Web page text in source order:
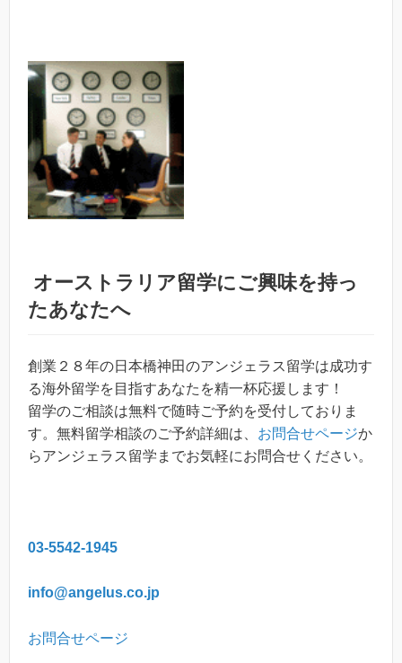
オーストラリア留学にご興味を持っ
たあなたへ
創業２８年の日本橋神田のアンジェラス留学は成功す
る海外留学を目指すあなたを精一杯応援します！
留学のご相談は無料で随時ご予約を受付しておりま
す。無料留学相談のご予約詳細は、 お問合せページか
らアンジェラス留学までお気軽にお問合せください。
03-5542-1945
info@angelus.co.jp
お問合せページ